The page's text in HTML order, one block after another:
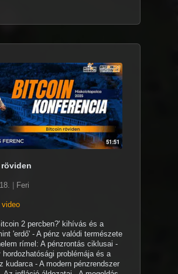
Feri
video
2 percben?' kihívás és a
'erdő' - A pénz valódi természete
rímel: A pénzrontás ciklusai -
hordozhatósági problémája és a
kudarca - A modern pénzrendszer